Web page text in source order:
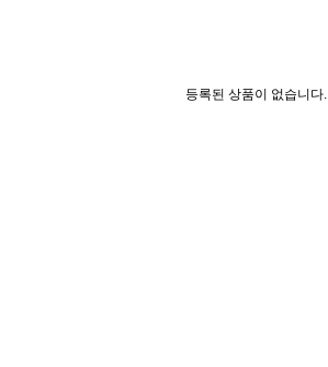
등록된 상품이 없습니다.